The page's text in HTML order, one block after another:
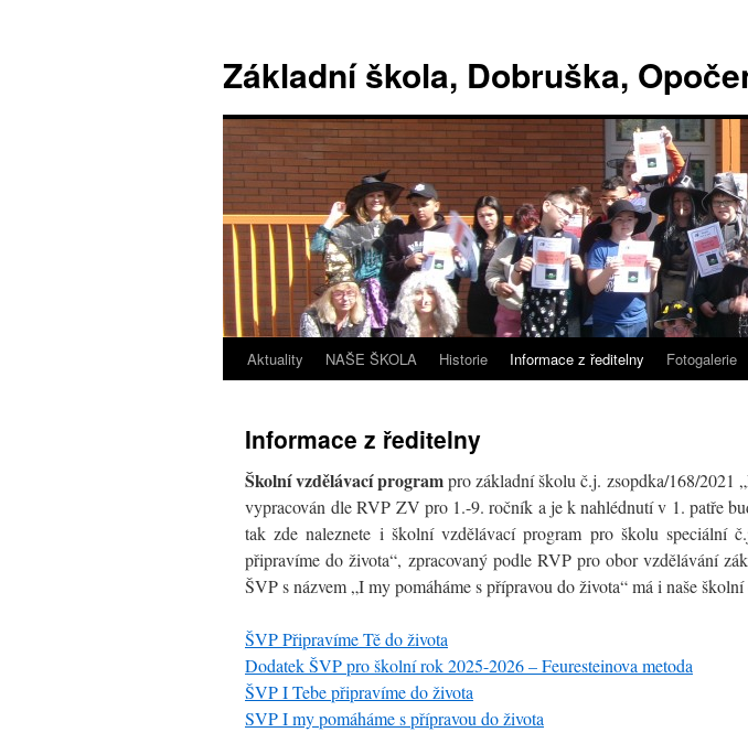
Základní škola, Dobruška,
Aktuality NAŠE ŠKOLA Historie Informace z ředitelny Fotogalerie
Informace z ředitelny
Školní vzdělávací programpro základní školu č.j. zsopdka/168/2021
vypracován dle RVP ZV pro 1.-9. ročník a je k nahlédnutí v 1. patře
tak zde naleznete i školní vzdělávací program pro školu speciální
připravíme do života“, zpracovaný podle RVP pro obor vzdělávání
ŠVP s názvem „I my pomáháme s přípravou do života“ má i naše
ŠVP Připravíme Tě do života
Dodatek ŠVP pro školní rok 2025-2026 – Feuresteinova metoda
ŠVP I Tebe připravíme do života
SVP I my pomáháme s přípravou do života